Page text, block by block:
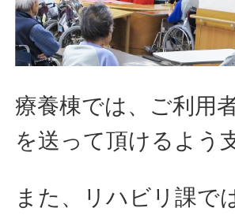
療養棟では、ご利用
を送って頂けるよう
また、リハビリ課で